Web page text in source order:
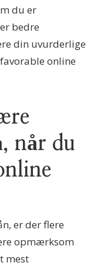
du er
bedre
din uvurderlige
online
når du
er der flere
opmærksom
mest